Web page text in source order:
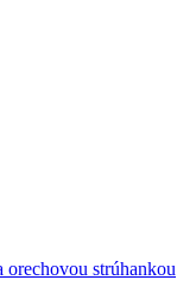
strúhankou